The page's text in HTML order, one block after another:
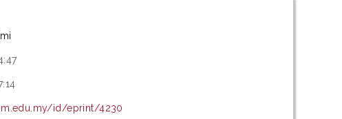
id/eprint/4230